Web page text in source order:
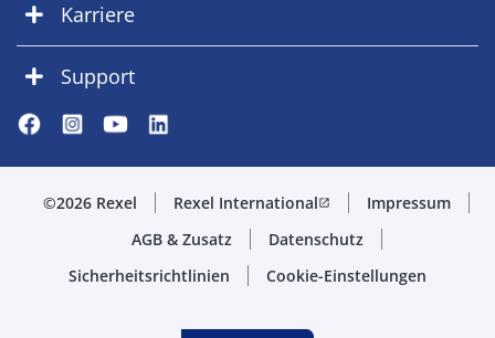
Karriere
Support
©2026 Rexel Rexel Internationalopen_in_new
Impressum
AGB & Zusatz
Datenschutz
Sicherheitsrichtlinien
Cookie-Einstellungen